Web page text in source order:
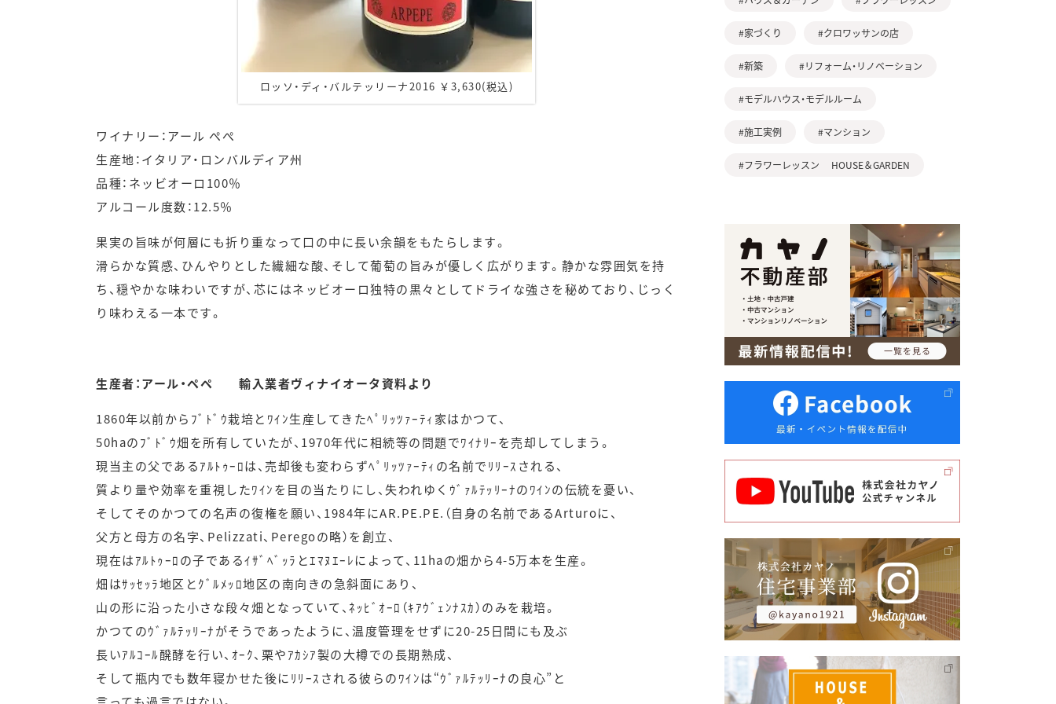
ロッソ・ディ・バルテッリーナ2016 ￥3,630(税込)
ワイナリー：アール ぺぺ
生産地：イタリア・ロンバルディア州
品種：ネッビオーロ100％
アルコール度数：12.5％
果実の旨味が何層にも折り重なって口の中に長い余韻をもたらします。
滑らかな質感、ひんやりとした繊細な酸、そして葡萄の旨みが優しく広がります。静かな雰囲気を持
ち、穏やかな味わいですが、芯にはネッビオーロ独特の黒々としてドライな強さを秘めており、じっく
り味わえる一本です。
生産者：アール・ペペ 輸入業者ヴィナイオータ資料より
1860年以前からﾌﾞﾄﾞｳ栽培とﾜｲﾝ生産してきたﾍﾟﾘｯﾂｧｰﾃｨ家はかつて、
50haのﾌﾞﾄﾞｳ畑を所有していたが、1970年代に相続等の問題でﾜｲﾅﾘｰを売却してしまう。
現当主の父であるｱﾙﾄｩｰﾛは、売却後も変わらずﾍﾟﾘｯﾂｧｰﾃｨの名前でﾘﾘｰｽされる、
質より量や効率を重視したﾜｲﾝを目の当たりにし、失われゆくｳﾞｧﾙﾃｯﾘｰﾅのﾜｲﾝの伝統を憂い、
そしてそのかつての名声の復権を願い、1984年にAR.PE.PE.（自身の名前であるArturoに、
父方と母方の名字、Pelizzati、Peregoの略）を創立、
現在はｱﾙﾄｩｰﾛの子であるｲｻﾞﾍﾞｯﾗとｴﾏﾇｴｰﾚによって、11haの畑から4-5万本を生産。
畑はｻｯｾｯﾗ地区とｸﾞﾙﾒｯﾛ地区の南向きの急斜面にあり、
山の形に沿った小さな段々畑となっていて、ﾈｯﾋﾞｵｰﾛ（ｷｱｳﾞｪﾝﾅｽｶ）のみを栽培。
かつてのｳﾞｧﾙﾃｯﾘｰﾅがそうであったように、温度管理をせずに20-25日間にも及ぶ
長いｱﾙｺｰﾙ醗酵を行い、ｵｰｸ、栗やｱｶｼｱ製の大樽での長期熟成、
そして瓶内でも数年寝かせた後にﾘﾘｰｽされる彼らのﾜｲﾝは“ｳﾞｧﾙﾃｯﾘｰﾅの良心”と
#家づくり #クロワッサンの店
#新築 #リフォーム・リノベーション
#モデルハウス・モデルルーム
#施工実例 #マンション
#フラワーレッスン HOUSE＆GARDEN